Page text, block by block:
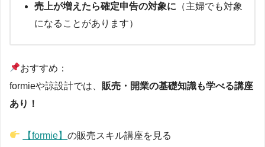
売上が増えたら確定申告の対象に （主婦でも対象
になることがあります）
おすすめ：
formieや諒設計では、 販売・開業の基礎知識も学べる講座
あり！
【formie】の販売スキル講座を見る